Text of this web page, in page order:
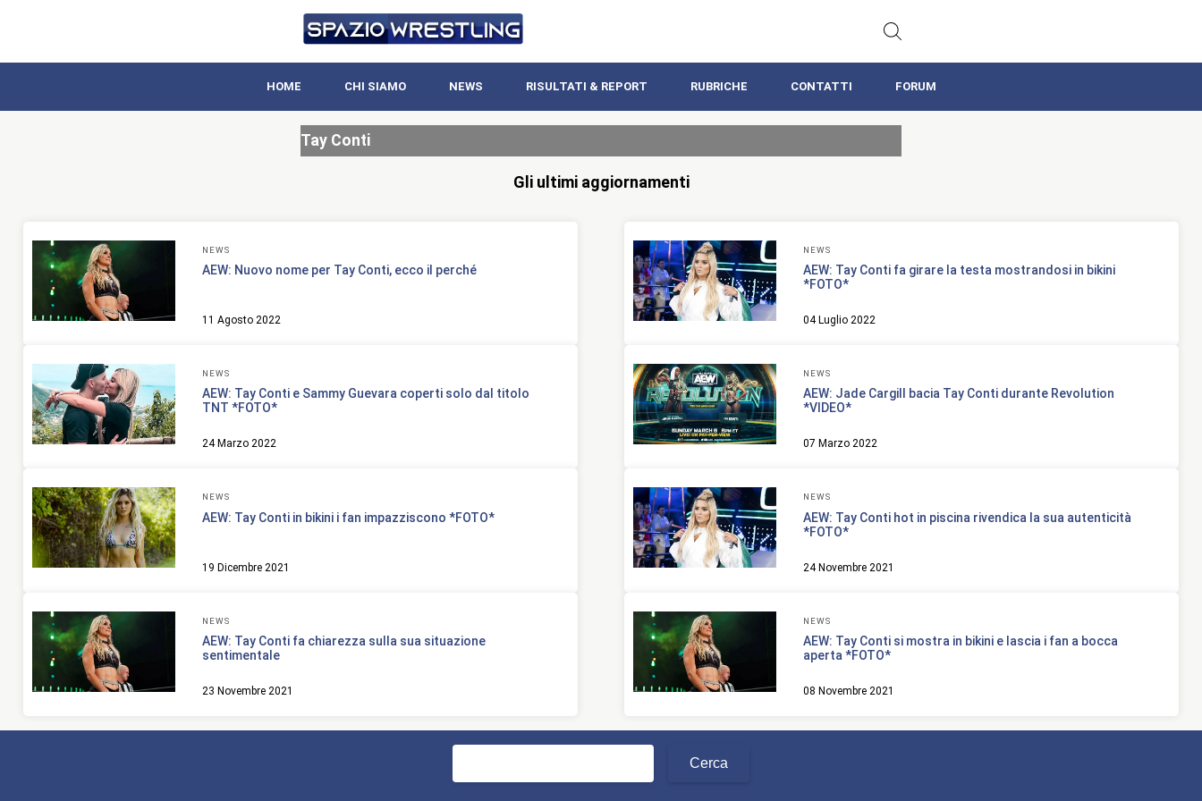
HOME CHI SIAMO NEWS RISULTATI & REPORT RUBRICHE CONTATTI FORUM
Tay Conti
Gli ultimi aggiornamenti
NEWS
AEW: Nuovo nome per Tay Conti, ecco il perché
11 Agosto 2022
NEWS
AEW: Tay Conti fa girare la testa mostrandosi in bikini
*FOTO*
04 Luglio 2022
NEWS
AEW: Tay Conti e Sammy Guevara coperti solo dal titolo
TNT *FOTO*
24 Marzo 2022
NEWS
AEW: Jade Cargill bacia Tay Conti durante Revolution
*VIDEO*
07 Marzo 2022
NEWS
AEW: Tay Conti in bikini i fan impazziscono *FOTO*
19 Dicembre 2021
NEWS
AEW: Tay Conti hot in piscina rivendica la sua autenticità
*FOTO*
24 Novembre 2021
NEWS
AEW: Tay Conti fa chiarezza sulla sua situazione
sentimentale
23 Novembre 2021
NEWS
AEW: Tay Conti si mostra in bikini e lascia i fan a bocca
aperta *FOTO*
08 Novembre 2021
Ricerca